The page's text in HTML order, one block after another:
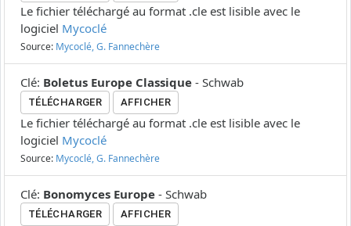
Le fichier téléchargé au format .cle est lisible avec le
logiciel Mycoclé
Source: Mycoclé, G. Fannechère
Clé: Boletus Europe Classique - Schwab
TÉLÉCHARGER AFFICHER
Le fichier téléchargé au format .cle est lisible avec le
logiciel Mycoclé
Source: Mycoclé, G. Fannechère
Clé: Bonomyces Europe - Schwab
TÉLÉCHARGER AFFICHER